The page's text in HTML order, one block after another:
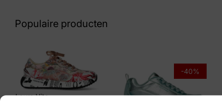
4, 6, 7, 7½
Merk
Solidus
Populaire producten
Laura Vita
-40%